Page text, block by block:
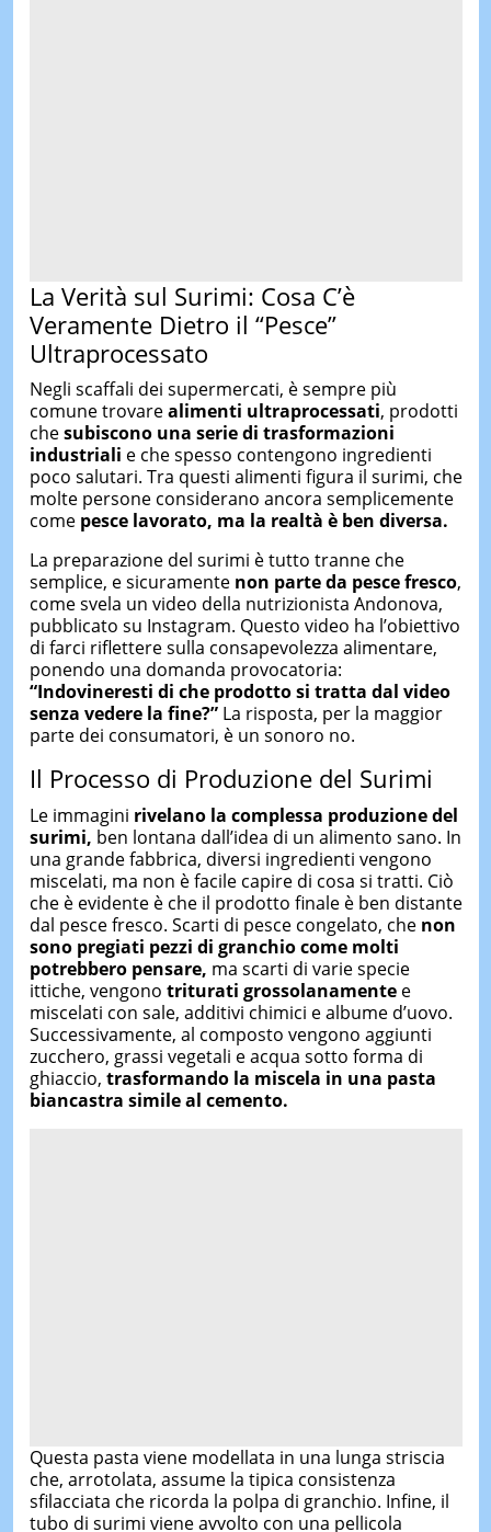
La Verità sul Surimi: Cosa C’è
Veramente Dietro il “Pesce”
Ultraprocessato
Negli scaffali dei supermercati, è sempre più
comune trovarealimenti ultraprocessati, prodotti
chesubiscono una serie di trasformazioni
industriali e che spesso contengono ingredienti
poco salutari. Tra questi alimenti figura il surimi, che
molte persone considerano ancora semplicemente
come pesce lavorato, ma la realtà è ben diversa.
La preparazione del surimi è tutto tranne che
semplice, e sicuramente non parte da pesce fresco,
come svela un video della nutrizionista Andonova,
pubblicato su Instagram. Questo video ha l’obiettivo
di farci riflettere sulla consapevolezza alimentare,
ponendo una domanda provocatoria:
“Indovineresti di che prodotto si tratta dal video
senza vedere la fine?”La risposta, per la maggior
parte dei consumatori, è un sonoro no.
Il Processo di Produzione del Surimi
Le immagini rivelano la complessa produzione del
surimi, ben lontana dall’idea di un alimento sano. In
una grande fabbrica, diversi ingredienti vengono
miscelati, ma non è facile capire di cosa si tratti. Ciò
che è evidente è che il prodotto finale è ben distante
dal pesce fresco. Scarti di pesce congelato, che non
sono pregiati pezzi di granchio come molti
potrebbero pensare, ma scarti di varie specie
ittiche, vengono triturati grossolanamentee
miscelati con sale, additivi chimici e albume d’uovo.
Successivamente, al composto vengono aggiunti
zucchero, grassi vegetali e acqua sotto forma di
ghiaccio, trasformando la miscela in una pasta
biancastra simile al cemento.
Questa pasta viene modellata in una lunga striscia
che, arrotolata, assume la tipica consistenza
sfilacciata che ricorda la polpa di granchio. Infine, il
tubo di surimi viene avvolto con una pellicola